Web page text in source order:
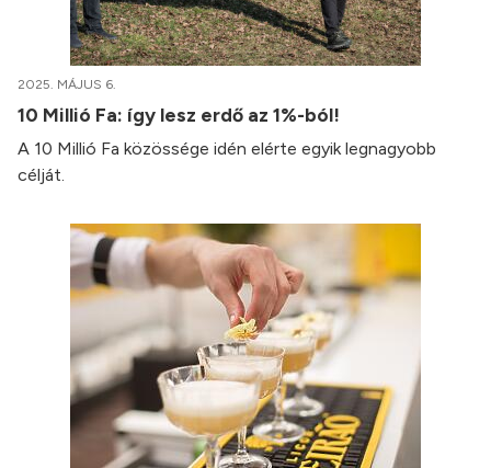
2025. MÁJUS 6.
10 Millió Fa: így lesz erdő az 1%-ból!
A 10 Millió Fa közössége idén elérte egyik legnagyobb
célját.